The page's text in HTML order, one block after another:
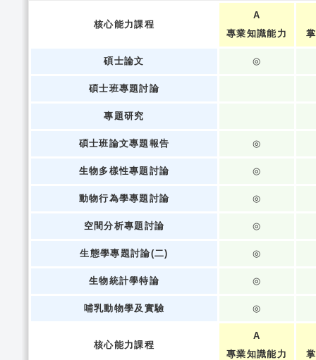
核心能力課程
A
專業知識能力
碩士論文 ◎
碩士班專題討論
專題研究
碩士班論文專題報告 ◎
生物多樣性專題討論 ◎
動物行為學專題討論 ◎
空間分析專題討論 ◎
生態學專題討論(二) ◎
生物統計學特論 ◎
哺乳動物學及實驗 ◎
核心能力課程
A
專業知識能力